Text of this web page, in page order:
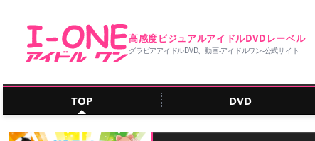
高感度ビジュアルアイドルDVDレーベル
グラビアアイドルDVD、動画‐アイドルワン‐公式サイト
TOP DVD